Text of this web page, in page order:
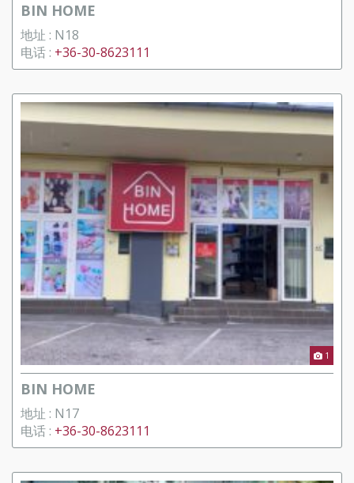
BIN HOME
地址 : N18
电话 : +36-30-8623111
1
BIN HOME
地址 : N17
电话 : +36-30-8623111